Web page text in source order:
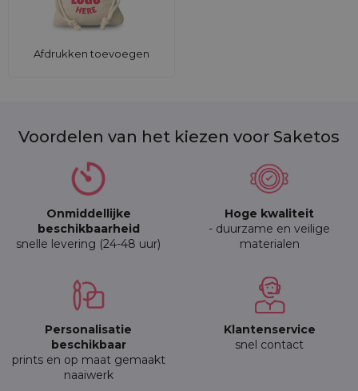
Afdrukken toevoegen
Voordelen van het kiezen voor Saketos
Onmiddellijke
beschikbaarheid
snelle levering (24-48 uur)
Hoge kwaliteit
- duurzame en veilige
materialen
Personalisatie
beschikbaar
prints en op maat gemaakt
naaiwerk
Klantenservice
snel contact